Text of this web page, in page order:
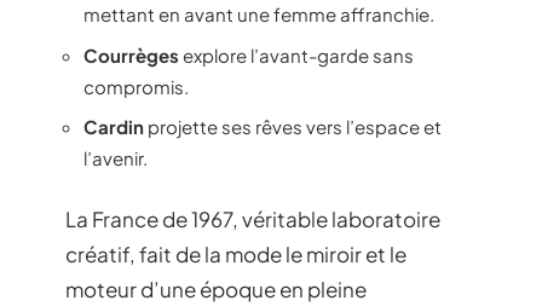
mettant en avant une femme affranchie.
Courrèges explore l’avant-garde sans
compromis.
Cardin projette ses rêves vers l’espace et
l’avenir.
La France de 1967, véritable laboratoire
créatif, fait de la mode le miroir et le
moteur d’une époque en pleine